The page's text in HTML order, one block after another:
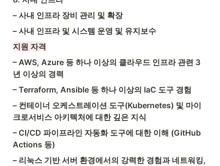
– 사내 인프라 장비 관리 및 확장
– 사내 인프라 및 시스템 운영 및 유지보수
지원 자격
– AWS, Azure 등 하나 이상의 클라우드 인프라 관련 3
년 이상의 경력
– Terraform, Ansible 등 하나 이상의 IaC 도구 경험
– 컨테이너 오케스트레이션 도구(Kubernetes) 및 마이
크로서비스 아키텍처에 대한 깊은 지식
– CI/CD 파이프라인 자동화 도구에 대한 이해 (GitHub
Actions 등)
– 리눅스 기반 서버 환경에서의 강력한 경험과 네트워킹,